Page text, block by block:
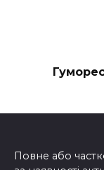
Повне або